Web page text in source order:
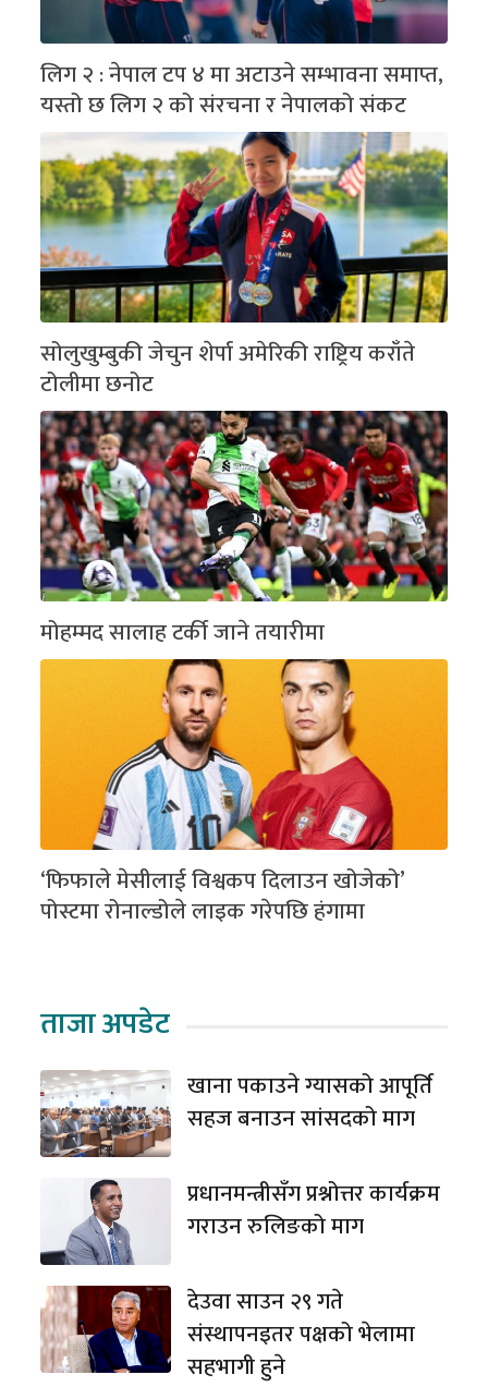
लिग २ : नेपाल टप ४ मा अटाउने सम्भावना समाप्त,
यस्तो छ लिग २ को संरचना र नेपालको संकट
सोलुखुम्बुकी जेचुन शेर्पा अमेरिकी राष्ट्रिय कराँते
टोलीमा छनोट
मोहम्मद सालाह टर्की जाने तयारीमा
‘फिफाले मेसीलाई विश्वकप दिलाउन खोजेको’
पोस्टमा रोनाल्डोले लाइक गरेपछि हंगामा
ताजा अपडेट
खाना पकाउने ग्यासको आपूर्ति
सहज बनाउन सांसदको माग
प्रधानमन्त्रीसँग प्रश्नोत्तर कार्यक्रम
गराउन रुलिङको माग
देउवा साउन २९ गते
संस्थापनइतर पक्षको भेलामा
सहभागी हुने